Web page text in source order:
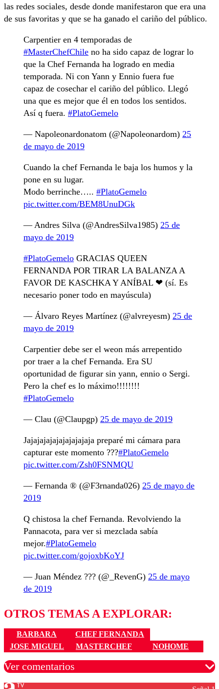
las redes sociales, desde donde manifestaron que era una
de sus favoritas y que se ha ganado el cariño del público.
Carpentier en 4 temporadas de
#MasterChefChile no ha sido capaz de lograr lo
que la Chef Fernanda ha logrado en media
temporada. Ni con Yann y Ennio fuera fue
capaz de cosechar el cariño del público. Llegó
una que es mejor que él en todos los sentidos.
Así q fuera. #PlatoGemelo
— Napoleonardonatom (@Napoleonardom) 25
de mayo de 2019
Cuando la chef Fernanda le baja los humos y la
pone en su lugar.
Modo berrinche….. #PlatoGemelo
pic.twitter.com/BEM8UnuDGk
— Andres Silva (@AndresSilva1985) 25 de
mayo de 2019
#PlatoGemelo GRACIAS QUEEN
FERNANDA POR TIRAR LA BALANZA A
FAVOR DE KASCHKA Y ANÍBAL ❤ (sí. Es
necesario poner todo en mayúscula)
— Álvaro Reyes Martínez (@alvreyesm) 25 de
mayo de 2019
Carpentier debe ser el weon más arrepentido
por traer a la chef Fernanda. Era SU
oportunidad de figurar sin yann, ennio o Sergi.
Pero la chef es lo máximo!!!!!!!!
#PlatoGemelo
— Clau (@Claupgp) 25 de mayo de 2019
Jajajajajajajajajajaja preparé mi cámara para
capturar este momento ???#PlatoGemelo
pic.twitter.com/Zsh0FSNMQU
— Fernanda ® (@F3rnanda026) 25 de mayo de
2019
Q chistosa la chef Fernanda. Revolviendo la
Pannacota, para ver si mezclada sabía
mejor.#PlatoGemelo
pic.twitter.com/gojoxbKoYJ
— Juan Méndez ??? (@_RevenG) 25 de mayo
de 2019
OTROS TEMAS A EXPLORAR:
BARBARA
CHEF FERNANDA
JOSE MIGUEL
MASTERCHEF NOHOME
Ver comentarios